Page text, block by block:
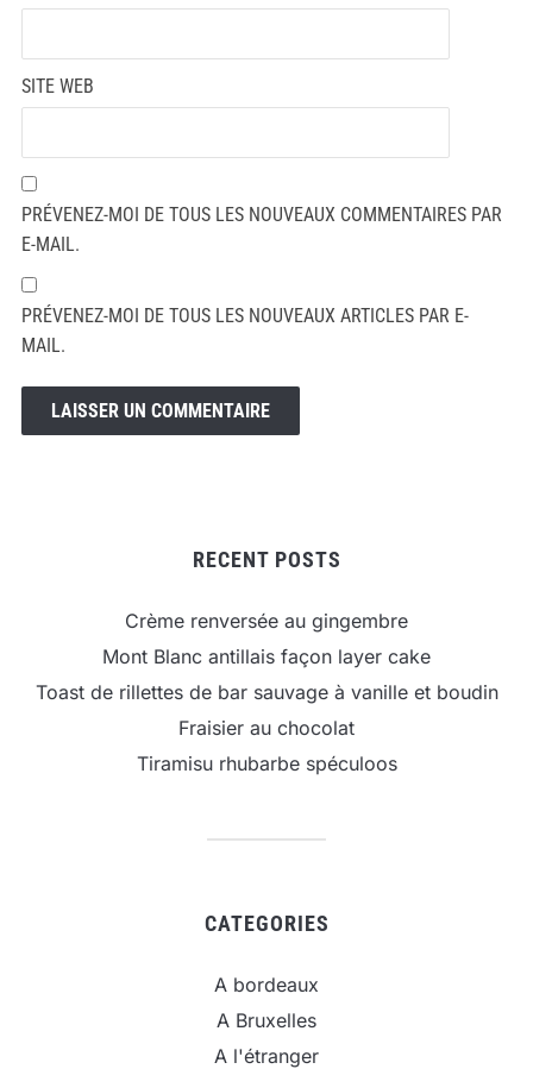
SITE WEB
PRÉVENEZ-MOI DE TOUS LES NOUVEAUX COMMENTAIRES PAR
E-MAIL.
PRÉVENEZ-MOI DE TOUS LES NOUVEAUX ARTICLES PAR E-
MAIL.
RECENT POSTS
Crème renversée au gingembre
Mont Blanc antillais façon layer cake
Toast de rillettes de bar sauvage à vanille et boudin
Fraisier au chocolat
Tiramisu rhubarbe spéculoos
CATEGORIES
A bordeaux
A Bruxelles
A l'étranger